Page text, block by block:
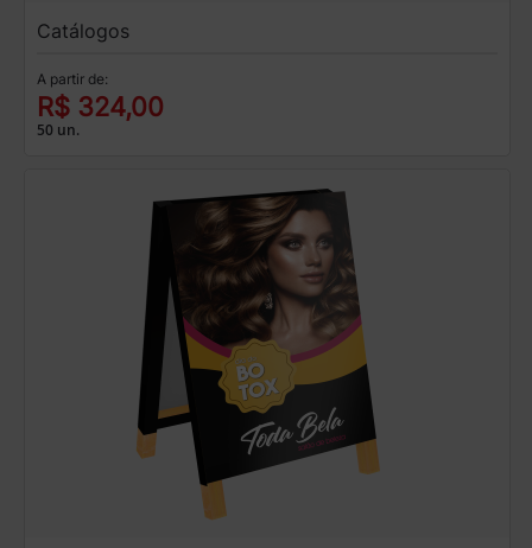
Catálogos
A partir de:
R$ 324,00
50 un.